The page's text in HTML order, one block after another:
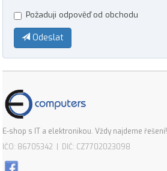
Požaduji odpověď od obchodu
Odeslat
E-shop s IT a elektronikou. Vždy najdeme řešení!
IČO: 86705342 | DIČ: CZ7702023098